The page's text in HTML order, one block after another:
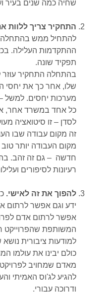
שחיה כמה שנים בעיר
התחקיר צריך ללוות
להתחיל ממש בהתחלה
ההתקדמות העלילה.
תפקיד שונה.
בהתחלה התחקיר עוזר
שלו, אחר כך את יחסי
מערכות יחסים. למשל
כל אחד במשרד אחר,
לסדן – זו סיטואציה
זה מקום עבודה שבו
מקום העבודה יותר
חדשה – גם זה זהב.
רעיונות לסיפורים
להפוך את זה לאישי.
ידע וגם אפשר לרתום
אפשר לרתום אדם
המשותפת שהפרוייקט
למודעות ציבורית נושא
כולם יבינו את עולמו
מאדם שמחויב לפרויקט,
להגיע לג'וס האמיתי
ודרוכה עבורי.